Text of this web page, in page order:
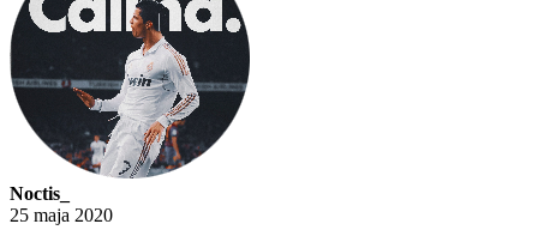
Noctis_
25 maja 2020